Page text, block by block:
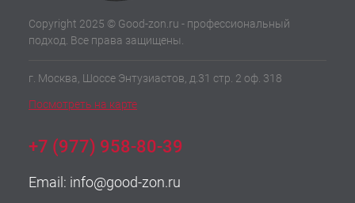
Copyright 2025 © Good-zon.ru - профессиональный
подход. Все права защищены.
г. Москва, Шоссе Энтузиастов, д.31 стр. 2 оф. 318
Посмотреть на карте
+7 (977) 958-80-39
Email: info@good-zon.ru